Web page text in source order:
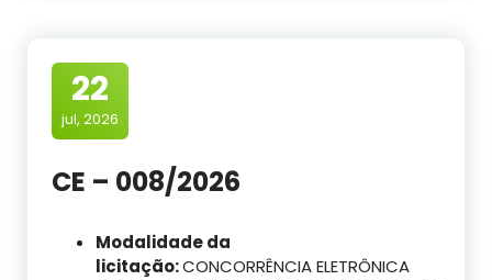
22
jul, 2026
CE – 008/2026
Modalidade da
licitação:CONCORRÊNCIA ELETRÔNICA